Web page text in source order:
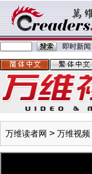
即时新闻
万维读者网 > 万维视频